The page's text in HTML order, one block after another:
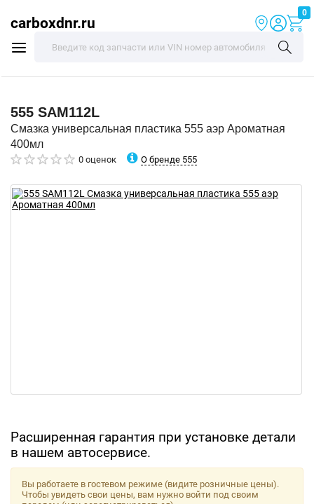
carboxdnr.ru
0
555 SAM112L
Смазка универсальная пластика 555 аэр Ароматная
400мл
0 оценок О бренде 555
Расширенная гарантия при установке детали
в нашем автосервисе.
Вы работаете в гостевом режиме (видите розничные цены).
Чтобы увидеть свои цены, вам нужно войти под своим